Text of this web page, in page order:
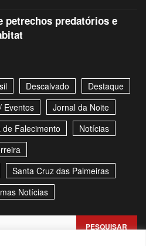
petrechos predatórios e
Descalvado
Destaque
Eventos
Jornal da Noite
de Falecimento
Notícias
Santa Cruz das Palmeiras
Notícias